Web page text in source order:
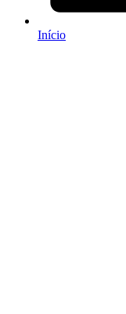
Início